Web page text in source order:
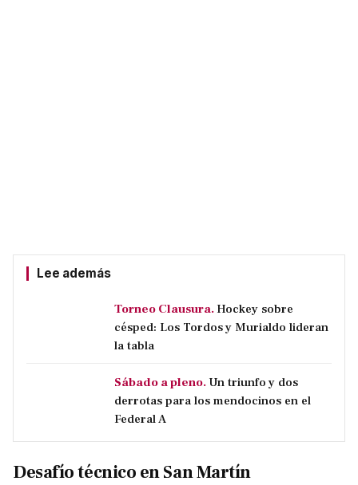
Lee además
Torneo Clausura. Hockey sobre
césped: Los Tordos y Murialdo lideran
la tabla
Sábado a pleno. Un triunfo y dos
derrotas para los mendocinos en el
Federal A
Desafío técnico en San Martín